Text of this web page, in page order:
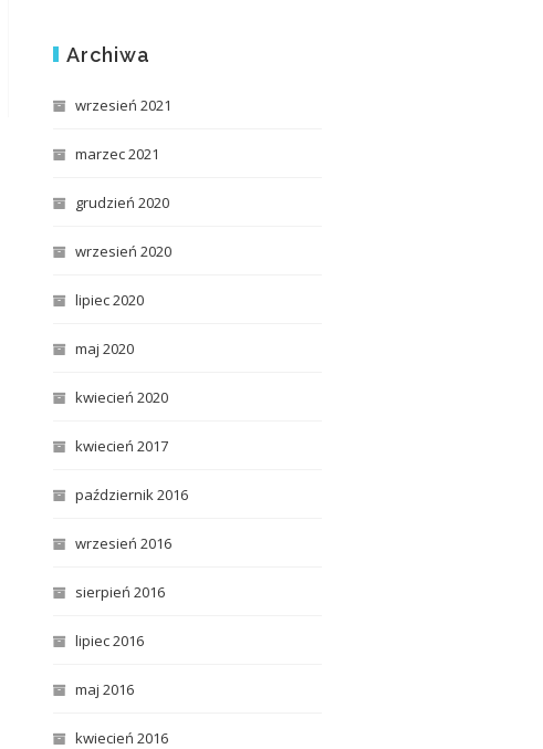
Archiwa
wrzesień 2021
marzec 2021
grudzień 2020
wrzesień 2020
lipiec 2020
maj 2020
kwiecień 2020
kwiecień 2017
październik 2016
wrzesień 2016
sierpień 2016
lipiec 2016
maj 2016
kwiecień 2016